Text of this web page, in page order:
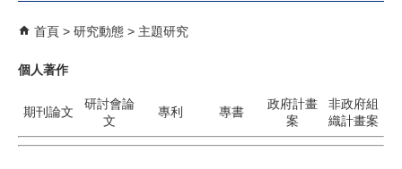
首頁 研究動態 主題研究
個人著作
期刊論文
研討會論
文
專利 專書
政府計畫
案
非政府組
織計畫案